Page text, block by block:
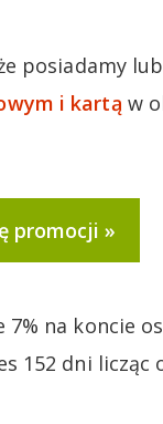
posiadamy lub
i kartą w
promocji
na koncie
152 dni